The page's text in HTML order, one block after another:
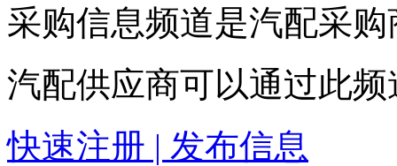
采购信息频道是汽配采
汽配供应商可以通过此
快速注册 | 发布信息